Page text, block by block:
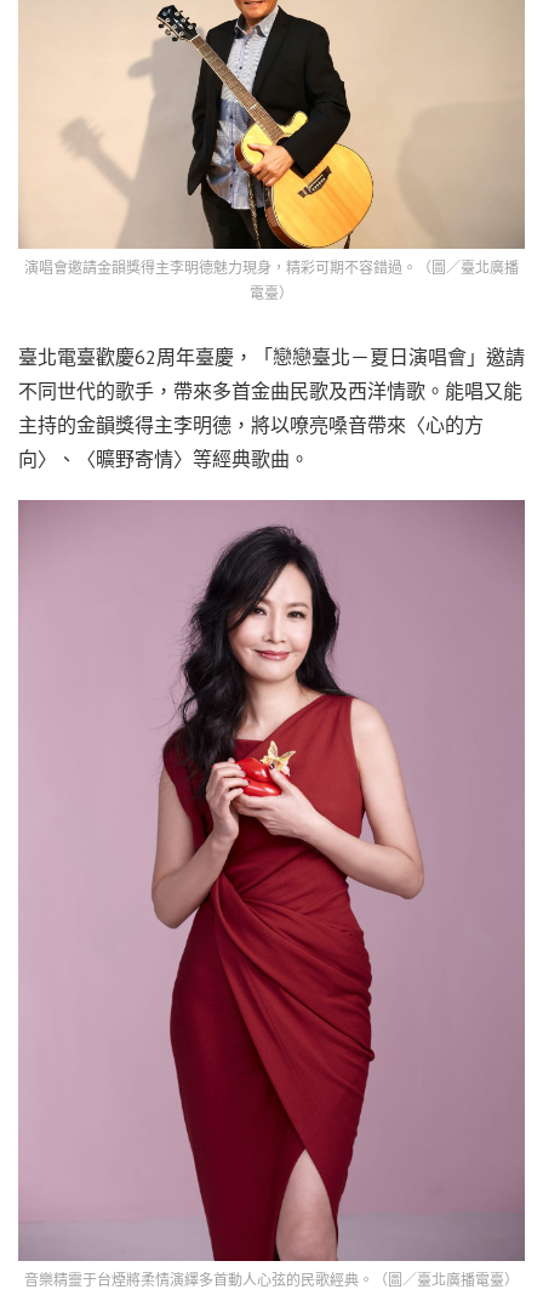
演唱會邀請金韻獎得主李明德魅力現身，精彩可期不容錯過。（圖／臺北廣播
電臺）
臺北電臺歡慶62周年臺慶，「戀戀臺北－夏日演唱會」邀請
不同世代的歌手，帶來多首金曲民歌及西洋情歌。能唱又能
主持的金韻獎得主李明德，將以嘹亮嗓音帶來〈心的方
向〉、〈曠野寄情〉等經典歌曲。
音樂精靈于台煙將柔情演繹多首動人心弦的民歌經典。（圖／臺北廣播電臺）